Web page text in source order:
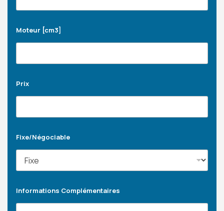
Moteur [cm3]
Prix
Fixe/Négociable
Informations Complémentaires